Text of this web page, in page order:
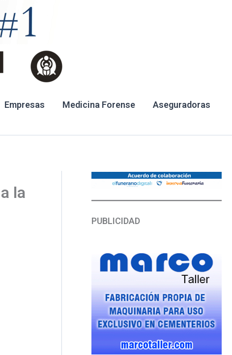
Empresas Medicina Forense
Aseguradoras
la
PUBLICIDAD